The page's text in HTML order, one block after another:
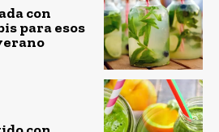
con
para esos